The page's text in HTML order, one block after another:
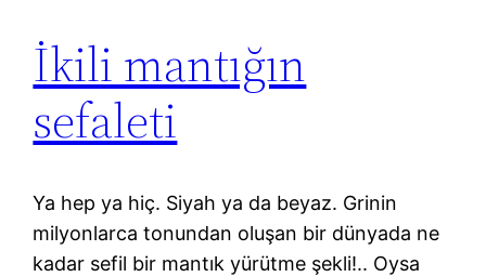
İkili mantığın
sefaleti
Ya hep ya hiç. Siyah ya da beyaz. Grinin
milyonlarca tonundan oluşan bir dünyada ne
kadar sefil bir mantık yürütme şekli!.. Oysa